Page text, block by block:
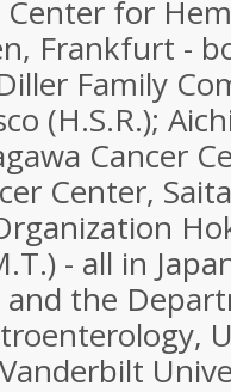
for
Frankfurt -
Family
(H.S.R.);
Cancer
Center,
- all in
and the